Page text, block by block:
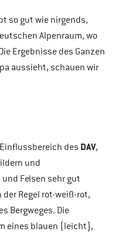
so gut wie nirgends,
Alpenraum, wo
Ergebnisse des Ganzen
aussieht, schauen wir
des DAV,
und
Felsen sehr gut
Regel rot-weiß-rot,
Bergweges. Die
eines blauen (leicht),